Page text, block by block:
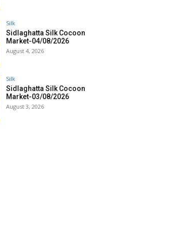
Silk
Sidlaghatta Silk Cocoon
Market-04/08/2026
August 4, 2026
Silk
Sidlaghatta Silk Cocoon
Market-03/08/2026
August 3, 2026